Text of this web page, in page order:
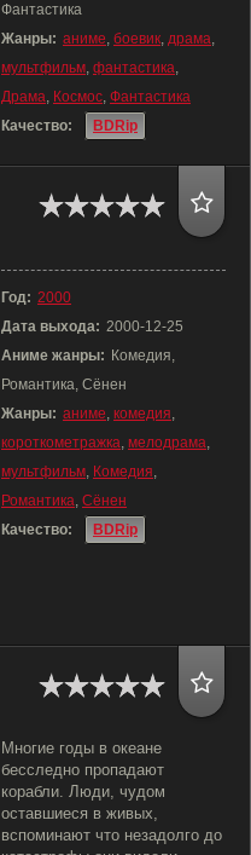
Фантастика
Жанры: аниме, боевик, драма,
мультфильм, фантастика,
Драма, Космос, Фантастика
Качество:
BDRip
Год: 2000
Дата выхода: 2000-12-25
Аниме жанры: Комедия,
Романтика, Сёнен
Жанры: аниме, комедия,
короткометражка, мелодрама,
мультфильм, Комедия,
Романтика, Сёнен
Качество:
BDRip
Многие годы в океане
бесследно пропадают
корабли. Люди, чудом
оставшиеся в живых,
вспоминают что незадолго до